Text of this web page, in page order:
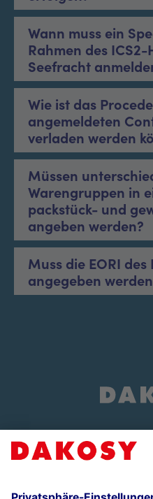
Wann muss ein
Rahmen des
Seefracht
Wie ist das
angemeldeten
verladen werden
Müssen
Warengruppen in
packstück- und
angeben werden?
Muss die EORI
angegeben
Events und